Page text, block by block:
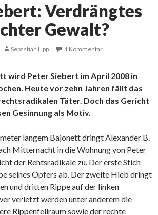
Verdrängtes
Gewalt?
Sebastian Lipp 1 Kommentar
wird Peter Siebert im April 2008 in
Heute vor zehn Jahren fällt das
Täter. Doch das Gericht
Gesinnung als Motiv.
langem Bajonett dringt Alexander B.
Mitternacht in die Wohnung von Peter
der Rehtsradikale zu. Der erste Stich
seines Opfers ab. Der zweite Hieb dringt
und dritten Rippe auf der linken
verletzt werden unter anderem die
Rippenfellraum sowie der rechte